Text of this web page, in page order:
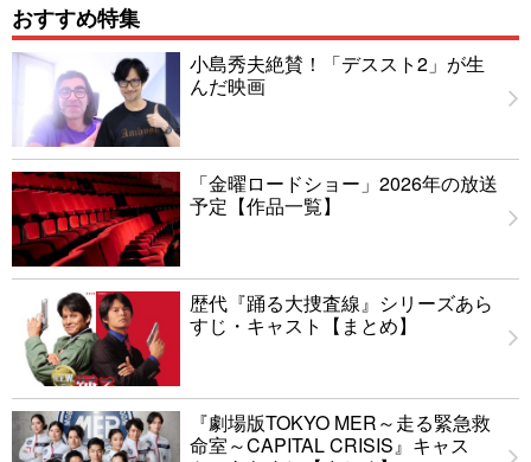
おすすめ特集
小島秀夫絶賛！「デススト2」が生
んだ映画
「金曜ロードショー」2026年の放送
予定【作品一覧】
歴代『踊る大捜査線』シリーズあら
すじ・キャスト【まとめ】
『劇場版TOKYO MER～走る緊急救
命室～CAPITAL CRISIS』キャス